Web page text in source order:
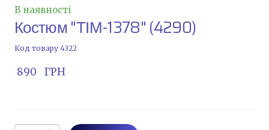
В наявності
Костюм "ТІМ-1378"(4290)
Код товару 4322
890   ГРН